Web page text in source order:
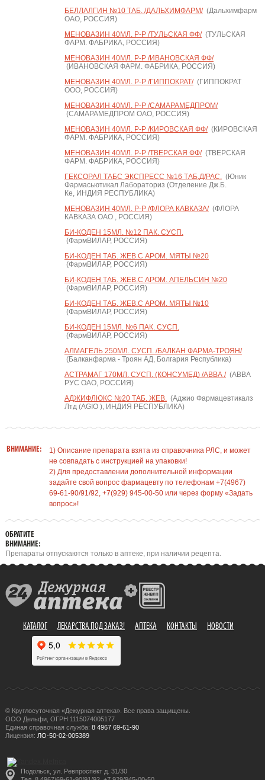
БЕЛЛАЛГИН №10 ТАБ. /ДАЛЬХИМФАРМ/(Дальхимфарм
ОАО, РОССИЯ)
МЕНОВАЗИН 40МЛ. Р-Р /ТУЛЬСКАЯ ФФ/(ТУЛЬСКАЯ
ФАРМ. ФАБРИКА, РОССИЯ)
МЕНОВАЗИН 40МЛ. Р-Р /ИВАНОВСКАЯ ФФ/
(ИВАНОВСКАЯ ФАРМ. ФАБРИКА, РОССИЯ)
МЕНОВАЗИН 40МЛ. Р-Р /ГИППОКРАТ/(ГИППОКРАТ
ООО, РОССИЯ)
МЕНОВАЗИН 40МЛ. Р-Р /САМАРАМЕДПРОМ/
(САМАРАМЕДПРОМ ОАО, РОССИЯ)
МЕНОВАЗИН 40МЛ. Р-Р /КИРОВСКАЯ ФФ/(КИРОВСКАЯ
ФАРМ. ФАБРИКА, РОССИЯ)
МЕНОВАЗИН 40МЛ. Р-Р /ТВЕРСКАЯ ФФ/(ТВЕРСКАЯ
ФАРМ. ФАБРИКА, РОССИЯ)
ГЕКСОРАЛ ТАБС ЭКСПРЕСС №16 ТАБ.Д/РАС.(Юник
Фармасьютикал Лабораториз (Отделение Дж.Б.
Ке, ИНДИЯ РЕСПУБЛИКА)
МЕНОВАЗИН 40МЛ. Р-Р /ФЛОРА КАВКАЗА/(ФЛОРА
КАВКАЗА ОАО , РОССИЯ)
БИ-КОДЕН 15МЛ. №12 ПАК. СУСП.
(ФармВИЛАР, РОССИЯ)
БИ-КОДЕН ТАБ. ЖЕВ.С АРОМ. МЯТЫ №20
(ФармВИЛАР, РОССИЯ)
БИ-КОДЕН ТАБ. ЖЕВ.С АРОМ. АПЕЛЬСИН №20
(ФармВИЛАР, РОССИЯ)
БИ-КОДЕН ТАБ. ЖЕВ.С АРОМ. МЯТЫ №10
(ФармВИЛАР, РОССИЯ)
БИ-КОДЕН 15МЛ. №6 ПАК. СУСП.
(ФармВИЛАР, РОССИЯ)
АЛМАГЕЛЬ 250МЛ. СУСП. /БАЛКАН ФАРМА-ТРОЯН/
(Балканфарма - Троян АД, Болгария Республика)
АСТРАМАГ 170МЛ. СУСП. (КОНСУМЕД) /АВВА /(АВВА
РУС ОАО, РОССИЯ)
АДЖИФЛЮКС №20 ТАБ. ЖЕВ.(Аджио Фармацевтикалз
Лтд (AGIO ), ИНДИЯ РЕСПУБЛИКА)
ВНИМАНИЕ:
1) Описание препарата взята из справочника РЛС, и может
не совпадать с инструкцией на упаковки!
2) Для предоставлении дополнительной информации
задайте свой вопрос фармацевту по телефонам +7(4967)
69-61-90/91/92, +7(929) 945-00-50 или через форму «Задать
вопрос»!
ОБРАТИТЕ
ВНИМАНИЕ:
Препараты отпускаются только в аптеке, при наличии рецепта.
КАТАЛОГ ЛЕКАРСТВА ПОД ЗАКАЗ! АПТЕКА КОНТАКТЫ НОВОСТИ
© Круглосуточная «Дежурная аптека». Все права защищены.
ООО Дельфи, ОГРН 1115074005177
Единая справочная служба: 8 4967 69-61-90
Лицензия: ЛО-50-02-005389
Подольск, ул. Ревпроспект д. 31/30